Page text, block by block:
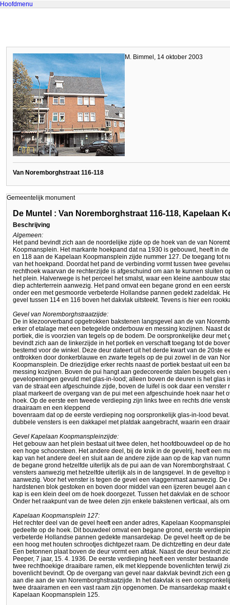
Hoofdmenu
M. Bimmel, 14 oktober 2003
Van Noremborghstraat 116-118
Gemeentelijk monument
De Muntel : Van Noremborghstraat 116-118, Kapelaan
Beschrijving
Algemeen:
Het pand bevindt zich aan de noordelijke zijde op de hoek van de van
Koopmansplein. Het markante hoekpand dat na 1930 is gebouwd, heeft in
en 118 aan de Kapelaan Koopmansplein zijde nummer 127. De toegang tot
van het hoekpand. Doordat het pand de verbinding vormt tussen twee
rechthoek waarvan de rechterzijde is afgeschuind om aan te kunnen sluiten
het plein. Halverwege is het perceel het smalst, waar een kleine aanbouw
diep achterterrein aanwezig. Het pand omvat een begane grond en een
onder een met gesmoorde verbeterde Hollandse pannen gedekt zadeldak.
gevel tussen 114 en 116 boven het dakvlak uitsteekt. Tevens is hier een
Gevel van Noremborghstraatzijde:
De in klezoorverband opgetrokken bakstenen langsgevel aan de van
erker of etalage met een betegelde onderbouw en messing kozijnen. Naast
portiek, die is voorzien van tegels op de bodem. De oorspronkelijke deur
bevindt zich aan de linkerzijde in het portiek en verschaft toegang tot de
bestemd voor de winkel. Deze deur dateert uit het derde kwart van de 20ste
onttrokken door donkerblauwe en zwarte tegels op de pui zowel in de van
Koopmansplein. De driezijdige erker rechts naast de portiek bestaat uit een
messing kozijnen. Boven de pui hangt aan gedecoreerde stalen beugels
gevelopeningen gevuld met glas-in-lood; alleen boven de deuren is het glas
van de straat een afgeschuinde zijde, boven de luifel is ook daar een
plaat markeert de overgang van de pui met een afgeschuinde hoek naar het
hoek. Op de eerste een tweede verdieping zijn links twee en rechts drie
draairaam en een kleppend
bovenraam dat op de eerste verdieping nog oorspronkelijk glas-in-lood
dubbele vensters is een dakkapel met platdak aangebracht, waarin een
Gevel Kapelaan Koopmanspleinzijde:
Het gebouw aan het plein bestaat uit twee delen, het hoofdbouwdeel op de
een hoge schoorsteen. Het andere deel, bij de knik in de gevelrij, heeft een
kap van het andere deel en sluit aan de andere zijde aan op de kap van
de begane grond hetzelfde uiterlijk als de pui aan de van Noremborghstraat.
vensters aanwezig met hetzelfde uiterlijk als in de langsgevel. In de geveltop
aanwezig. Voor het venster is tegen de gevel een vlaggenmast aanwezig.
hardstenen blok gestoken en boven door middel van een ijzeren beugel aan
kap is een klein deel om de hoek doorgezet. Tussen het dakvlak en de
Onder het raakpunt van de twee delen zijn enkele bakstenen verticaal, als
Kapelaan Koopmansplein 127:
Het rechter deel van de gevel heeft een ander adres, Kapelaan
gedeelte op de hoek. Dit bouwdeel omvat een begane grond, eerste
verbeterde Hollandse pannen gedekte mansardekap. De gevel heeft op de
een hoog met houten schrootjes dichtgezet raam. De dichtzetting en deur
Een betonnen plaat boven de deur vormt een afdak. Naast de deur bevindt
Peeper, 7 jaar, 15. 4. 1936. De eerste verdieping heeft een venster
twee rechthoekige draaibare ramen, elk met kleppende bovenlichten terwijl
bovenlicht bevindt. Op de overgang van gevel naar dakvlak bevindt zich een
aan die aan de van Noremborghstraatzijde. In het dakvlak is een
twee draairamen en een vast raam zijn opgenomen. De mansardekap
Kapelaan Koopmansplein 125.